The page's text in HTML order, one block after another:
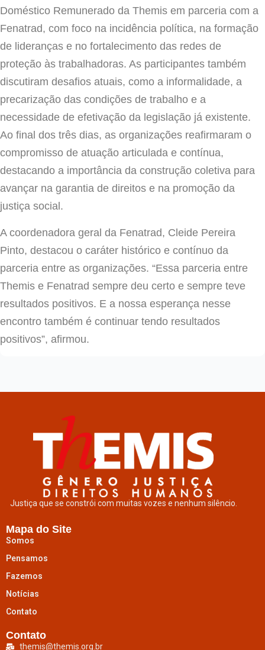
Doméstico Remunerado da Themis em parceria com a
Fenatrad, com foco na incidência política, na formação
de lideranças e no fortalecimento das redes de
proteção às trabalhadoras. As participantes também
discutiram desafios atuais, como a informalidade, a
precarização das condições de trabalho e a
necessidade de efetivação da legislação já existente.
Ao final dos três dias, as organizações reafirmaram o
compromisso de atuação articulada e contínua,
destacando a importância da construção coletiva para
avançar na garantia de direitos e na promoção da
justiça social.
A coordenadora geral da Fenatrad, Cleide Pereira
Pinto, destacou o caráter histórico e contínuo da
parceria entre as organizações. “Essa parceria entre
Themis e Fenatrad sempre deu certo e sempre teve
resultados positivos. E a nossa esperança nesse
encontro também é continuar tendo resultados
positivos”, afirmou.
Justiça que se constrói com muitas vozes e nenhum silêncio.
Mapa do Site
Somos
Pensamos
Fazemos
Notícias
Contato
Contato
themis@themis.org.br